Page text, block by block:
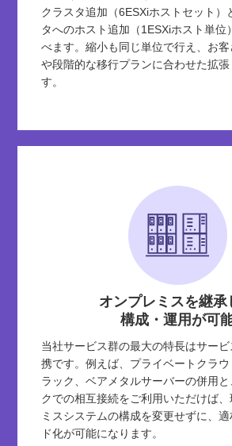
クラスタ追加（6ESXiホストセット）
タへのホスト追加（1ESXiホスト単位
べます。縮小も同じ単位で行え、お
や段階的な移行プランに合わせた拡
す。
オンプレミスを継承
構成・運用が可
当社サービス群の最大の特長はサー
携です。例えば、プライベートクラ
ラック、ベアメタルサーバーの併用
クでの相互接続をご利用いただけば
ミスシステムの構成を変更せずに、
ド化が可能になります。